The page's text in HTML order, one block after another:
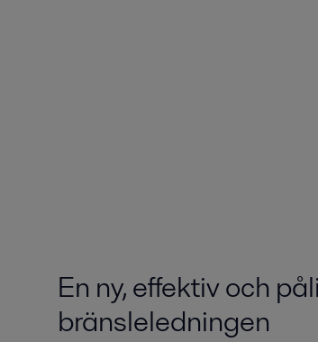
En ny, effektiv och
bränsleledningen